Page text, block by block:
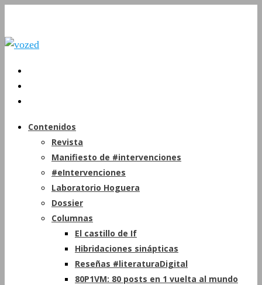
Contenidos
Revista
Manifiesto de #intervenciones
#eIntervenciones
Laboratorio Hoguera
Dossier
Columnas
El castillo de If
Hibridaciones sinápticas
Reseñas #literaturaDigital
80P1VM: 80 posts en 1 vuelta al mundo